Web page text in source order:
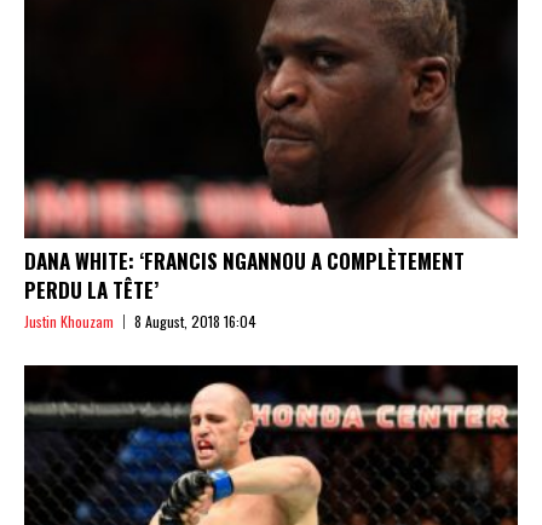
DANA WHITE: ‘FRANCIS NGANNOU A COMPLÈTEMENT
PERDU LA TÊTE’
Justin Khouzam 8 August, 2018 16:04